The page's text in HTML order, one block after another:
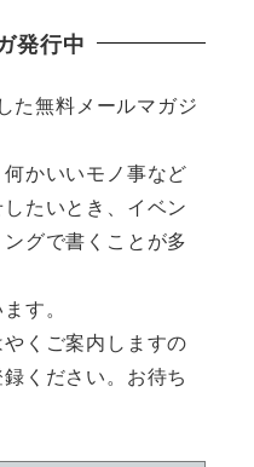
発行中
た無料メールマガジ
かいいモノ事など
たいとき、イベン
グで書くことが多
す。
くご案内しますの
ください。お待ち